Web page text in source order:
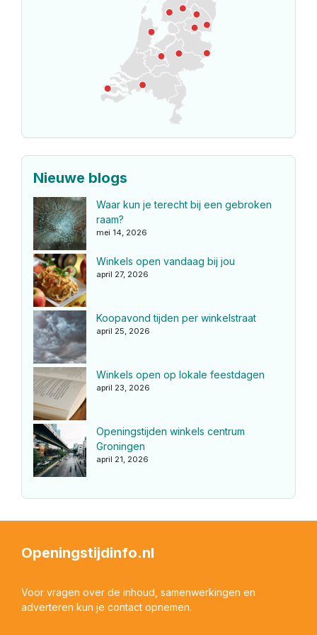
Nieuwe blogs
Waar kun je terecht bij een gebroken
raam?
mei 14, 2026
Winkels open vandaag bij jou
april 27, 2026
Koopavond tijden per winkelstraat
april 25, 2026
Winkels open op lokale feestdagen
april 23, 2026
Openingstijden winkels centrum
Groningen
april 21, 2026
Openingstijdinfo.nl
Voor vragen over de inhoud, samenwerkingen en
adverteren kun je contact opnemen.